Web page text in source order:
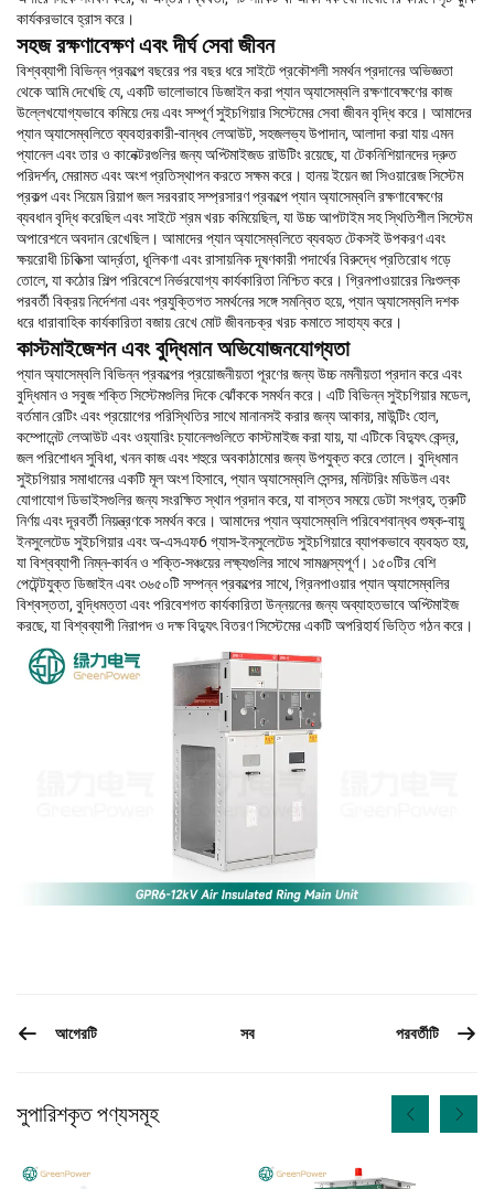
কার্যকরভাবে হ্রাস করে।
সহজ রক্ষণাবেক্ষণ এবং দীর্ঘ সেবা জীবন
বিশ্বব্যাপী বিভিন্ন প্রকল্পে বছরের পর বছর ধরে সাইটে প্রকৌশলী সমর্থন প্রদানের অভিজ্ঞতা
থেকে আমি দেখেছি যে, একটি ভালোভাবে ডিজাইন করা প্যান অ্যাসেম্বলি রক্ষণাবেক্ষণের কাজ
উল্লেখযোগ্যভাবে কমিয়ে দেয় এবং সম্পূর্ণ সুইচগিয়ার সিস্টেমের সেবা জীবন বৃদ্ধি করে। আমাদের
প্যান অ্যাসেম্বলিতে ব্যবহারকারী-বান্ধব লেআউট, সহজলভ্য উপাদান, আলাদা করা যায় এমন
প্যানেল এবং তার ও কানেক্টরগুলির জন্য অপ্টিমাইজড রাউটিং রয়েছে, যা টেকনিশিয়ানদের দ্রুত
পরিদর্শন, মেরামত এবং অংশ প্রতিস্থাপন করতে সক্ষম করে। হানয় ইয়েন জা সিওয়ারেজ সিস্টেম
প্রকল্প এবং সিয়েম রিয়াপ জল সরবরাহ সম্প্রসারণ প্রকল্পে প্যান অ্যাসেম্বলি রক্ষণাবেক্ষণের
ব্যবধান বৃদ্ধি করেছিল এবং সাইটে শ্রম খরচ কমিয়েছিল, যা উচ্চ আপটাইম সহ স্থিতিশীল সিস্টেম
অপারেশনে অবদান রেখেছিল। আমাদের প্যান অ্যাসেম্বলিতে ব্যবহৃত টেকসই উপকরণ এবং
ক্ষয়রোধী চিকিত্সা আর্দ্রতা, ধূলিকণা এবং রাসায়নিক দূষণকারী পদার্থের বিরুদ্ধে প্রতিরোধ গড়ে
তোলে, যা কঠোর শিল্প পরিবেশে নির্ভরযোগ্য কার্যকারিতা নিশ্চিত করে। গ্রিনপাওয়ারের নিঃশুল্ক
পরবর্তী বিক্রয় নির্দেশনা এবং প্রযুক্তিগত সমর্থনের সঙ্গে সমন্বিত হয়ে, প্যান অ্যাসেম্বলি দশক
ধরে ধারাবাহিক কার্যকারিতা বজায় রেখে মোট জীবনচক্র খরচ কমাতে সাহায্য করে।
কাস্টমাইজেশন এবং বুদ্ধিমান অভিযোজনযোগ্যতা
প্যান অ্যাসেম্বলি বিভিন্ন প্রকল্পের প্রয়োজনীয়তা পূরণের জন্য উচ্চ নমনীয়তা প্রদান করে এবং
বুদ্ধিমান ও সবুজ শক্তি সিস্টেমগুলির দিকে ঝোঁককে সমর্থন করে। এটি বিভিন্ন সুইচগিয়ার মডেল,
বর্তমান রেটিং এবং প্রয়োগের পরিস্থিতির সাথে মানানসই করার জন্য আকার, মাউন্টিং হোল,
কম্পোনেন্ট লেআউট এবং ওয়্যারিং চ্যানেলগুলিতে কাস্টমাইজ করা যায়, যা এটিকে বিদ্যুৎ কেন্দ্র,
জল পরিশোধন সুবিধা, খনন কাজ এবং শহুরে অবকাঠামোর জন্য উপযুক্ত করে তোলে। বুদ্ধিমান
সুইচগিয়ার সমাধানের একটি মূল অংশ হিসাবে, প্যান অ্যাসেম্বলি সেন্সর, মনিটরিং মডিউল এবং
যোগাযোগ ডিভাইসগুলির জন্য সংরক্ষিত স্থান প্রদান করে, যা বাস্তব সময়ে ডেটা সংগ্রহ, ত্রুটি
নির্ণয় এবং দূরবর্তী নিয়ন্ত্রণকে সমর্থন করে। আমাদের প্যান অ্যাসেম্বলি পরিবেশবান্ধব শুষ্ক-বায়ু
ইনসুলেটেড সুইচগিয়ার এবং অ-এসএফ6 গ্যাস-ইনসুলেটেড সুইচগিয়ারে ব্যাপকভাবে ব্যবহৃত হয়,
যা বিশ্বব্যাপী নিম্ন-কার্বন ও শক্তি-সঞ্চয়ের লক্ষ্যগুলির সাথে সামঞ্জস্যপূর্ণ। ১৫০টির বেশি
পেটেন্টযুক্ত ডিজাইন এবং ৩৬৫০টি সম্পন্ন প্রকল্পের সাথে, গ্রিনপাওয়ার প্যান অ্যাসেম্বলির
বিশ্বস্ততা, বুদ্ধিমত্তা এবং পরিবেশগত কার্যকারিতা উন্নয়নের জন্য অব্যাহতভাবে অপ্টিমাইজ
করছে, যা বিশ্বব্যাপী নিরাপদ ও দক্ষ বিদ্যুৎ বিতরণ সিস্টেমের একটি অপরিহার্য ভিত্তি গঠন করে।
আগেরটি সব পরবর্তীটি
সুপারিশকৃত পণ্যসমূহ